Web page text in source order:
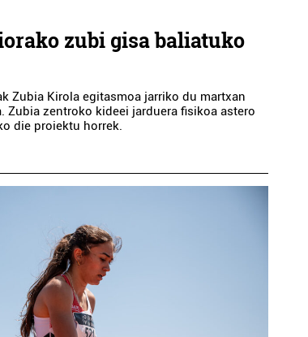
zubi gisa baliatuko
Zubia Kirola egitasmoa jarriko du martxan
Zubia zentroko kideei jarduera fisikoa astero
die proiektu horrek.